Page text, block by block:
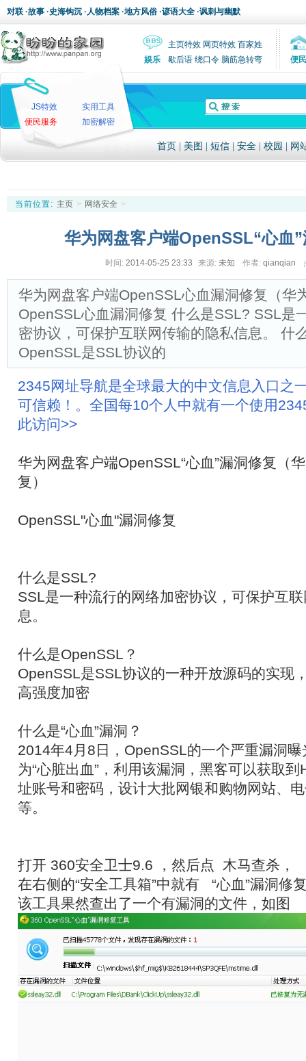
对联 ·故事 ·史海钩沉 ·人物档案 ·地方风俗 ·谚语大全 ·讽刺与幽默
主页特效 网页特效 百家姓
娱乐
歇后语 绕口令 脑筋急转弯 便民
JS特效
实用工具
便民服务
加密解密
首页 美图 短信 安全 校园 网
当前位置: 主页 > 网络安全 >
华为网盘客户端OpenSSL“心血
时间: 2014-05-25 23:33 来源: 未知 作者: qianqian
华为网盘客户端OpenSSL心血漏洞修复（华
OpenSSL心血漏洞修复 什么是SSL? SSL是
密协议，可保护互联网传输的隐私信息。 什
OpenSSL是SSL协议的
2345网址导航是全球最大的中文信息入口之
可信赖！。全国每10个人中就有一个使用
此访问>>
华为网盘客户端OpenSSL“心血”漏洞修复（
复）
OpenSSL"心血"漏洞修复
什么是SSL?
SSL是一种流行的网络加密协议，可保护互
息。
什么是OpenSSL？
OpenSSL是SSL协议的一种开放源码的实现
高强度加密
什么是“心血”漏洞？
2014年4月8日，OpenSSL的一个严重漏洞
为“心脏出血”，利用该漏洞，黑客可以获取
址账号和密码，设计大批网银和购物网站、
等。
打开 360安全卫士9.6 ，然后点 木马查杀，
在右侧的“安全工具箱”中就有 “心血”漏洞修
该工具果然查出了一个有漏洞的文件，如图